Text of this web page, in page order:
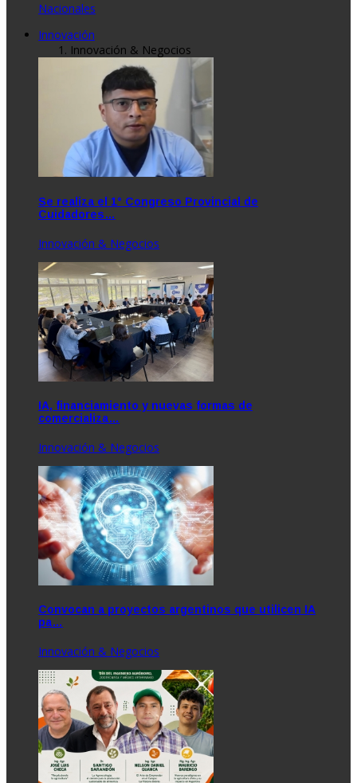
Nacionales
Innovación
Innovación & Negocios
Se realiza el 1° Congreso Provincial de
Cuidadores…
Innovación & Negocios
IA, financiamiento y nuevas formas de
comercializa…
Innovación & Negocios
Convocan a proyectos argentinos que utilicen IA
pa…
Innovación & Negocios